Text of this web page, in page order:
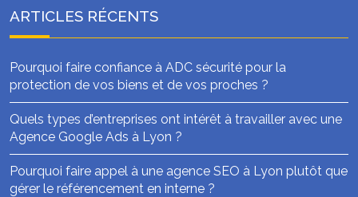
ARTICLES RÉCENTS
Pourquoi faire confiance à ADC sécurité pour la
protection de vos biens et de vos proches ?
Quels types d’entreprises ont intérêt à travailler avec une
Agence Google Ads à Lyon ?
Pourquoi faire appel à une agence SEO à Lyon plutôt que
gérer le référencement en interne ?